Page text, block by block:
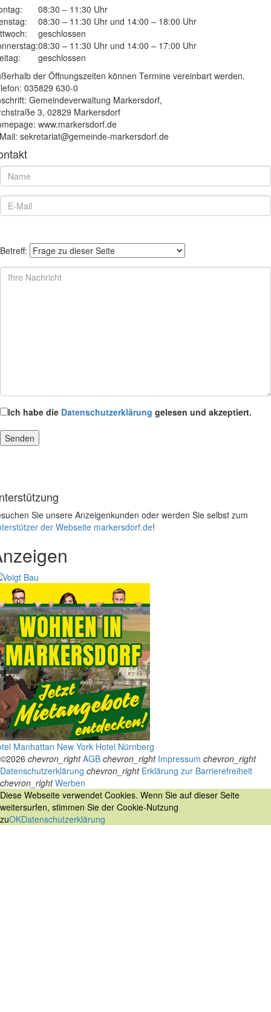
08:30 – 11:30 Uhr
08:30 – 11:30 Uhr und 14:00 – 18:00 Uhr
geschlossen
08:30 – 11:30 Uhr und 14:00 – 17:00 Uhr
geschlossen
der Öffnungszeiten können Termine vereinbart werden.
035829 630-0
Gemeindeverwaltung Markersdorf,
3, 02829 Markersdorf
www.markersdorf.de
sekretariat@gemeinde-markersdorf.de
Betreff:
Ich habe die Datenschutzerklärung gelesen und akzeptiert.
Sie unsere Anzeigenkunden oder werden Sie selbst zum
der Webseite markersdorf.de!
Manhattan New York Hotel Nürnberg
©2026 chevron_right AGB chevron_right Impressum chevron_right
Datenschutzerklärung chevron_right Erklärung zur Barrierefreiheit
chevron_right Werben
Diese Webseite verwendet Cookies. Wenn Sie auf dieser Seite
weitersurfen, stimmen Sie der Cookie-Nutzung
zuOKDatenschutzerklärung